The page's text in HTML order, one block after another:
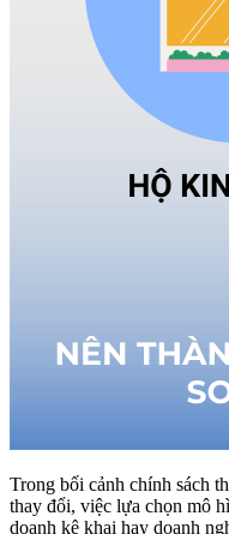
Trong bối cảnh chính sách
thay đổi, việc lựa chọn mô
doanh kê khai hay doanh